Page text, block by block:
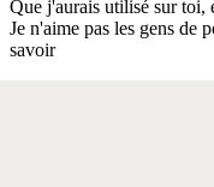
Que j'aurais utilisé sur toi,
Je n'aime pas les gens de
savoir